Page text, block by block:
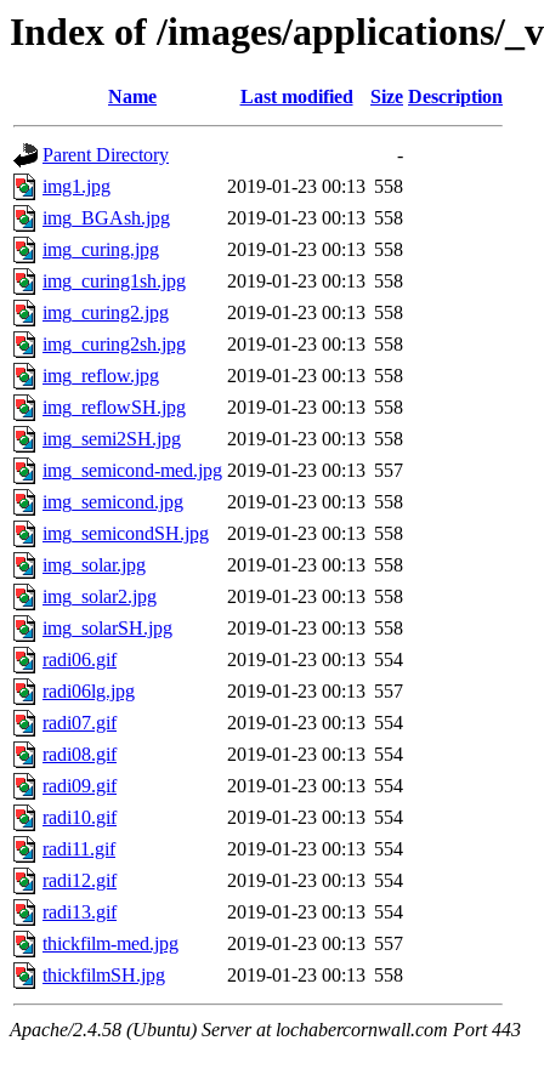
Index of /images/applications/
Name Last modified Size Description
Parent Directory
-
img1.jpg
2019-01-23 00:13 558
img_BGAsh.jpg
2019-01-23 00:13 558
img_curing.jpg
2019-01-23 00:13 558
img_curing1sh.jpg
2019-01-23 00:13 558
img_curing2.jpg
2019-01-23 00:13 558
img_curing2sh.jpg
2019-01-23 00:13 558
img_reflow.jpg
2019-01-23 00:13 558
img_reflowSH.jpg
2019-01-23 00:13 558
img_semi2SH.jpg
2019-01-23 00:13 558
img_semicond-med.jpg 2019-01-23 00:13 557
img_semicond.jpg
2019-01-23 00:13 558
img_semicondSH.jpg
2019-01-23 00:13 558
img_solar.jpg
2019-01-23 00:13 558
img_solar2.jpg
2019-01-23 00:13 558
img_solarSH.jpg
2019-01-23 00:13 558
radi06.gif
2019-01-23 00:13 554
radi06lg.jpg
2019-01-23 00:13 557
radi07.gif
2019-01-23 00:13 554
radi08.gif
2019-01-23 00:13 554
radi09.gif
2019-01-23 00:13 554
radi10.gif
2019-01-23 00:13 554
radi11.gif
2019-01-23 00:13 554
radi12.gif
2019-01-23 00:13 554
radi13.gif
2019-01-23 00:13 554
thickfilm-med.jpg
2019-01-23 00:13 557
thickfilmSH.jpg
2019-01-23 00:13 558
Apache/2.4.58 (Ubuntu) Server at lochabercornwall.com Port 443